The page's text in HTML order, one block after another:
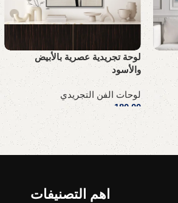
لوحة تجريدية عصرية بالأبيض
والأسود
لوحات الفن التجريدي
180,00 ر.س
إضافة إلى السلة
اهم التصنيفات